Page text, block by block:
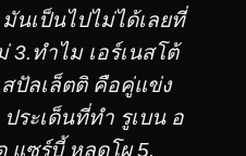
นเป็นไปไม่ได้เลยที่
3.ทำไม เอร์เนสโต้
ปัลเล็ตติ คือคู่แข่ง
ระเด็นที่ทำ รูเบน อ
แซร์บี้ หลุดโผ 5.